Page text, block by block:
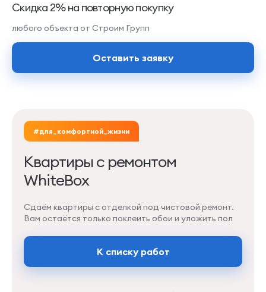
Скидка 2% на повторную покупку
любого объекта от Строим Групп
Оставить заявку
#для_комфортной_жизни
Квартиры с ремонтом
WhiteBox
Сдаём квартиры с отделкой под чистовой ремонт.
Вам остаётся только поклеить обои и уложить пол
К списку работ